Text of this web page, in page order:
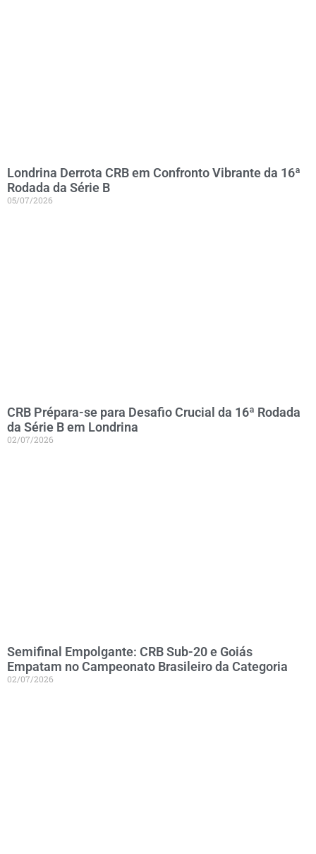
Londrina Derrota CRB em Confronto Vibrante da 16ª
Rodada da Série B
05/07/2026
CRB Prépara-se para Desafio Crucial da 16ª Rodada
da Série B em Londrina
02/07/2026
Semifinal Empolgante: CRB Sub-20 e Goiás
Empatam no Campeonato Brasileiro da Categoria
02/07/2026